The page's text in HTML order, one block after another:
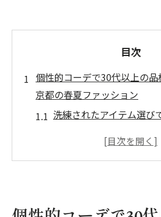
目次
個性的コーデで30代以上の
京都の春夏ファッション
洗練されたアイテム選び
アクセサリーで個性をプ
レイヤードスタイルで奥